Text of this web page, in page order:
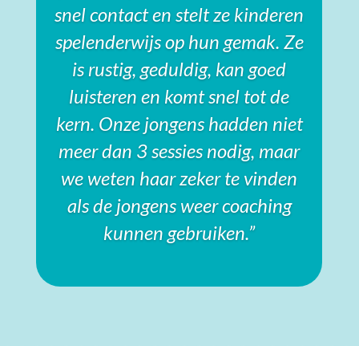
snel contact en stelt ze kinderen
spelenderwijs op hun gemak. Ze
is rustig, geduldig, kan goed
luisteren en komt snel tot de
kern. Onze jongens hadden niet
meer dan 3 sessies nodig, maar
we weten haar zeker te vinden
als de jongens weer coaching
kunnen gebruiken.”